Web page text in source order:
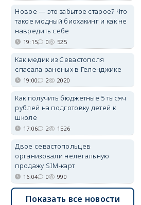
Новое — это забытое старое? Что
такое модный биохакинг и как не
навредить себе
19:15 0 525
Как медик из Севастополя
спасала раненых в Геленджике
19:00 2 2020
Как получить бюджетные 5 тысяч
рублей на подготовку детей к
школе
17:06 2 1526
Двое севастопольцев
организовали нелегальную
продажу SIM-карт
16:04 0 990
Показать все новости